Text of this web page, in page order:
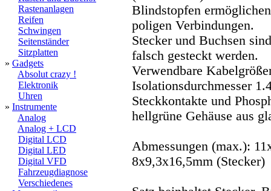
Rastenanlagen
Reifen
Schwingen
Seitenständer
Sitzplatten
» Gadgets
Absolut crazy !
Elektronik
Uhren
» Instrumente
Analog
Analog + LCD
Digital LCD
Digital LED
Digital VFD
Fahrzeugdiagnose
Verschiedenes
Blindstopfen
poligen Verbindungen.
Stecker und Buchsen
falsch gesteckt werden.
Verwendbare
Isolationsdurchmesser
Steckkontakte und
hellgrüne Gehäuse aus
Abmessungen (max.):
8x9,3x16,5mm (Stecker)